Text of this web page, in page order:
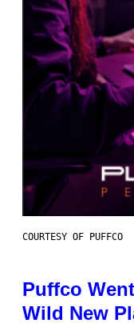
COURTESY OF PUFFCO
Puffco
Wild New